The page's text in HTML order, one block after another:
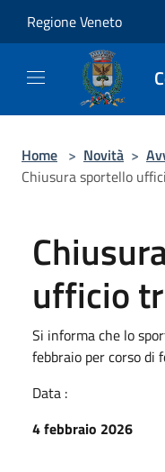
Regione Veneto
Home > Novità >
Chiusura sportello
ufficio
Si informa che lo
febbraio per corso di
Data :
4 febbraio 2026